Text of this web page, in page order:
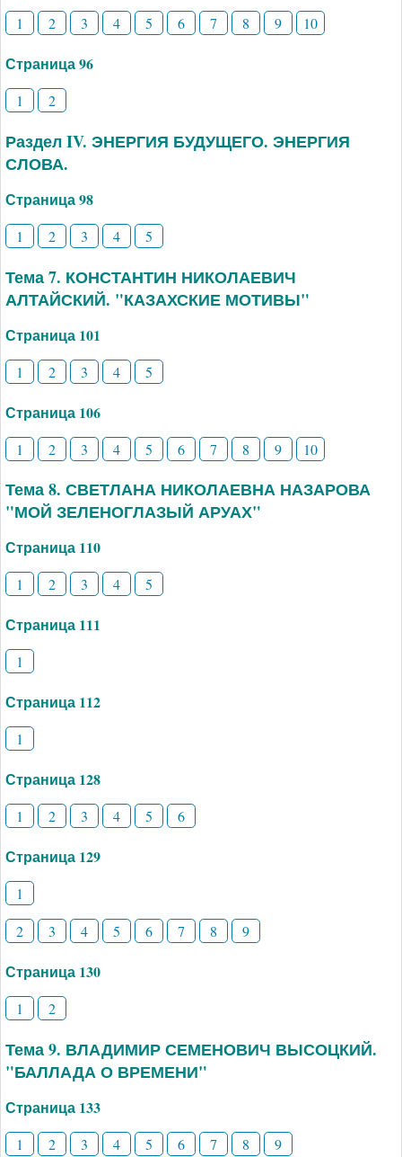
1 2 3 4 5 6 7 8 9 10
Страница 96
1 2
Раздел IV. ЭНЕРГИЯ БУДУЩЕГО. ЭНЕРГИЯ
СЛОВА.
Страница 98
1 2 3 4 5
Тема 7. КОНСТАНТИН НИКОЛАЕВИЧ
АЛТАЙСКИЙ. "КАЗАХСКИЕ МОТИВЫ"
Страница 101
1 2 3 4 5
Страница 106
1 2 3 4 5 6 7 8 9 10
Тема 8. СВЕТЛАНА НИКОЛАЕВНА НАЗАРОВА
"МОЙ ЗЕЛЕНОГЛАЗЫЙ АРУАХ"
Страница 110
1 2 3 4 5
Страница 111
1
Страница 112
1
Страница 128
1 2 3 4 5 6
Страница 129
1
2
3 4 5 6 7 8 9
Страница 130
1 2
Тема 9. ВЛАДИМИР СЕМЕНОВИЧ ВЫСОЦКИЙ.
"БАЛЛАДА О ВРЕМЕНИ"
Страница 133
1 2 3 4 5 6 7 8 9